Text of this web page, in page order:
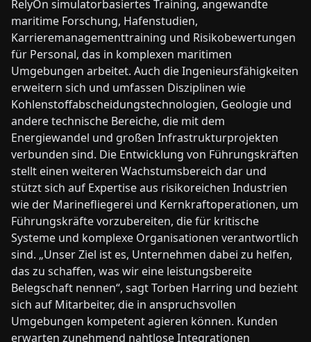
RelyOn simulatorbasiertes Training, angewandte
maritime Forschung, Hafenstudien,
Karrieremanagementtraining und Risikobewertungen
für Personal, das in komplexen maritimen
Umgebungen arbeitet. Auch die Ingenieursfähigkeiten
erweitern sich und umfassen Disziplinen wie
Kohlenstoffabscheidungstechnologien, Geologie und
andere technische Bereiche, die mit dem
Energiewandel und großen Infrastrukturprojekten
verbunden sind. Die Entwicklung von Führungskräften
stellt einen weiteren Wachstumsbereich dar und
stützt sich auf Expertise aus risikoreichen Industrien
wie der Marinefliegerei und Kernkraftoperationen, um
Führungskräfte vorzubereiten, die für kritische
Systeme und komplexe Organisationen verantwortlich
sind. „Unser Ziel ist es, Unternehmen dabei zu helfen,
das zu schaffen, was wir eine leistungsbereite
Belegschaft nennen“, sagt Torben Harring und bezieht
sich auf Mitarbeiter, die in anspruchsvollen
Umgebungen kompetent agieren können. Kunden
erwarten zunehmend nahtlose Integrationen